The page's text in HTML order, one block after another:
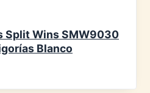
Split Wins SMW9030
Blanco